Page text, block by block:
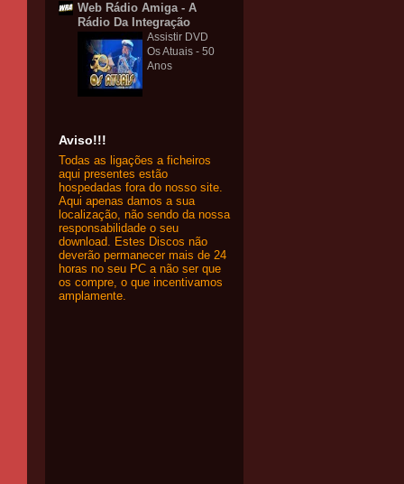
Web Rádio Amiga - A
Rádio Da Integração
Assistir DVD
Os Atuais - 50
Anos
Aviso!!!
Todas as ligações a ficheiros
aqui presentes estão
hospedadas fora do nosso site.
Aqui apenas damos a sua
localização, não sendo da nossa
responsabilidade o seu
download. Estes Discos não
deverão permanecer mais de 24
horas no seu PC a não ser que
os compre, o que incentivamos
amplamente.